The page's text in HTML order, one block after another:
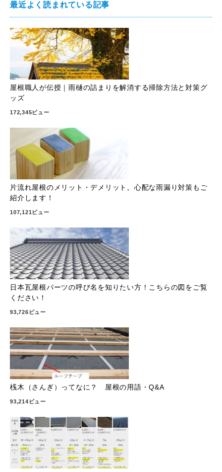
最近よく読まれている記事
屋根職人が伝授｜雨樋の詰まりを解消する掃除方法と対策グ
ッズ
172,345ビュー
片流れ屋根のメリット・デメリット。心配な雨漏り対策もご
紹介します！
107,121ビュー
日本瓦屋根パーツの呼び名を知りたい方！こちらの図をご覧
ください！
93,726ビュー
桟木（さんぎ）ってなに？ 屋根の用語・Q&A
93,214ビュー